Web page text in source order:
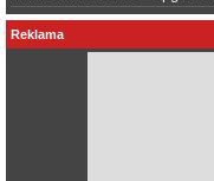
Reklama